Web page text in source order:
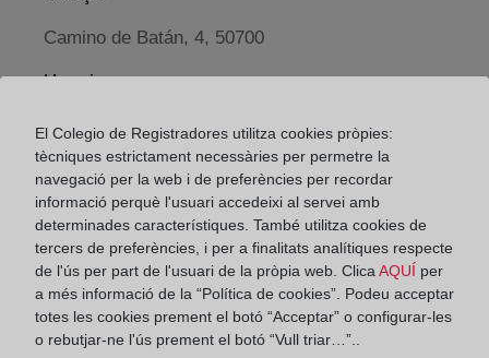
Camino de Batán, 4, 50700
Horario:
De lunes a viernes de 09:00 a 17:00 horas
Agosto: De lunes a viernes de 09:00 a 14:00 horas
Los días 24 y 31 de diciembre de 09:00 a 14:00
horas
Datos de contacto:
(976) 63 02 36
caspe@registrodelapropiedad.org
El Colegio de Registradores utilitza cookies pròpies:
tècniques estrictament necessàries per permetre la
navegació per la web i de preferències per recordar
informació perquè l'usuari accedeixi al servei amb
determinades característiques. També utilitza cookies de
tercers de preferències, i per a finalitats analítiques respecte
de l'ús per part de l'usuari de la pròpia web. Clica AQUÍ per
a més informació de la “Política de cookies”. Podeu acceptar
totes les cookies prement el botó “Acceptar” o configurar-les
o rebutjar-ne l'ús prement el botó “Vull triar…”..